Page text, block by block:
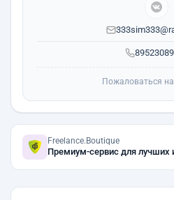
Пожаловаться
Freelance.Boutique
Премиум-сервис для лучших